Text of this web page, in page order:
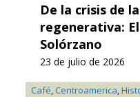
Café,Centroamerica,
De la crisis de
regenerativa:
Solórzano
23 de julio de 2026